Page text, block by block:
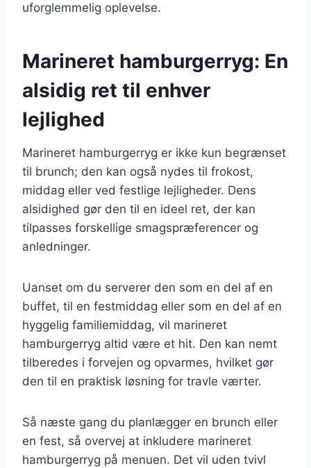
uforglemmelig oplevelse.
Marineret hamburgerryg: En
alsidig ret til enhver
lejlighed
Marineret hamburgerryg er ikke kun begrænset
til brunch; den kan også nydes til frokost,
middag eller ved festlige lejligheder. Dens
alsidighed gør den til en ideel ret, der kan
tilpasses forskellige smagspræferencer og
anledninger.
Uanset om du serverer den som en del af en
buffet, til en festmiddag eller som en del af en
hyggelig familiemiddag, vil marineret
hamburgerryg altid være et hit. Den kan nemt
tilberedes i forvejen og opvarmes, hvilket gør
den til en praktisk løsning for travle værter.
Så næste gang du planlægger en brunch eller
en fest, så overvej at inkludere marineret
hamburgerryg på menuen. Det vil uden tvivl